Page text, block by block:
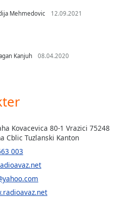
Mehmedovic 12.09.2021
Kanjuh 08.04.2020
Kovacevica 80-1 Vrazici 75248
Cblic Tuzlanski Kanton
003